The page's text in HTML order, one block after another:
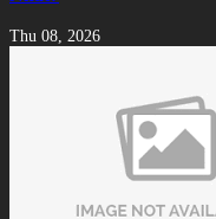
Thu 08, 2026